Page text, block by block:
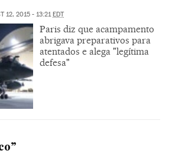
12, 2015 - 13:21EDT
Paris diz que acampamento
abrigava preparativos para
atentados e alega "legítima
defesa"